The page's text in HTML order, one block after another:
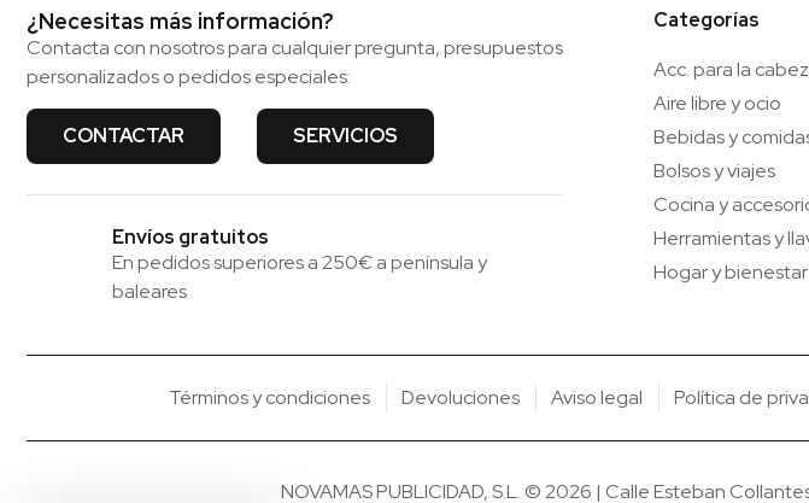
¿Necesitas más información?
Contacta con nosotros para cualquier pregunta, presupuestos
personalizados o pedidos especiales:
CONTACTAR SERVICIOS
Envíos gratuitos
En pedidos superiores a 250€ a península y
baleares
Categorías
Acc. para la
Aire libre y ocio
Bebidas y
Bolsos y viajes
Cocina y
Herramientas y
Hogar y bienestar
Términos y condiciones Devoluciones Aviso legal Política de
NOVAMAS PUBLICIDAD, S.L. © 2026 | Calle Esteban